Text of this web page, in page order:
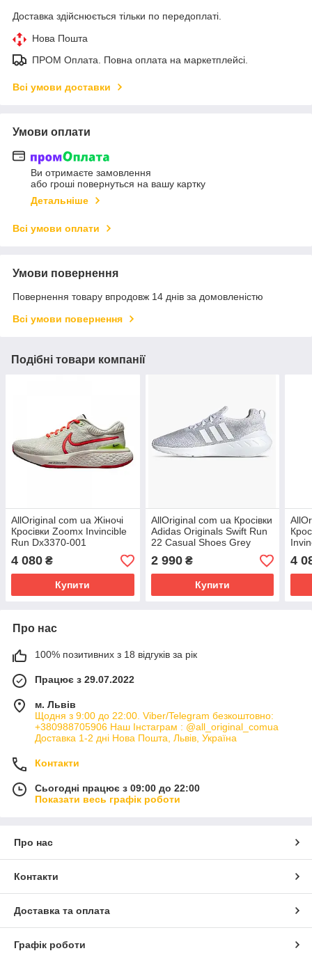
Доставка здійснюється тільки по передоплаті.
Нова Пошта
ПРОМ Оплата. Повна оплата на маркетплейсі.
Всі умови доставки
Умови оплати
Ви отримаєте замовлення
або гроші повернуться на вашу картку
Детальніше
Всі умови оплати
Умови повернення
Повернення товару впродовж 14 днів за домовленістю
Всі умови повернення
Подібні товари компанії
AllOriginal com ua Жіночі
Кросівки Zoomx Invincible
Run Dx3370-001
(Оригінал) РОЗМІРИ
ЗАПИТУЙТЕ
4 080 ₴
Купити
AllOriginal com ua Кросівки
Adidas Originals Swift Run
22 Casual Shoes Grey
Gz3499 РОЗМІРИ
ЗАПИТУЙТЕ
2 990₴
Купити
4
Про нас
100% позитивних з 18 відгуків за рік
Працює з 29.07.2022
м. Львів
Щодня з 9:00 до 22:00. Viber/Telegram безкоштовно:
+380988705906 Наш Інстаграм : @all_original_comua
Доставка 1-2 дні Нова Пошта, Львів, Україна
Контакти
Сьогодні працює з 09:00 до 22:00
Показати весь графік роботи
Про нас
Контакти
Доставка та оплата
Графік роботи